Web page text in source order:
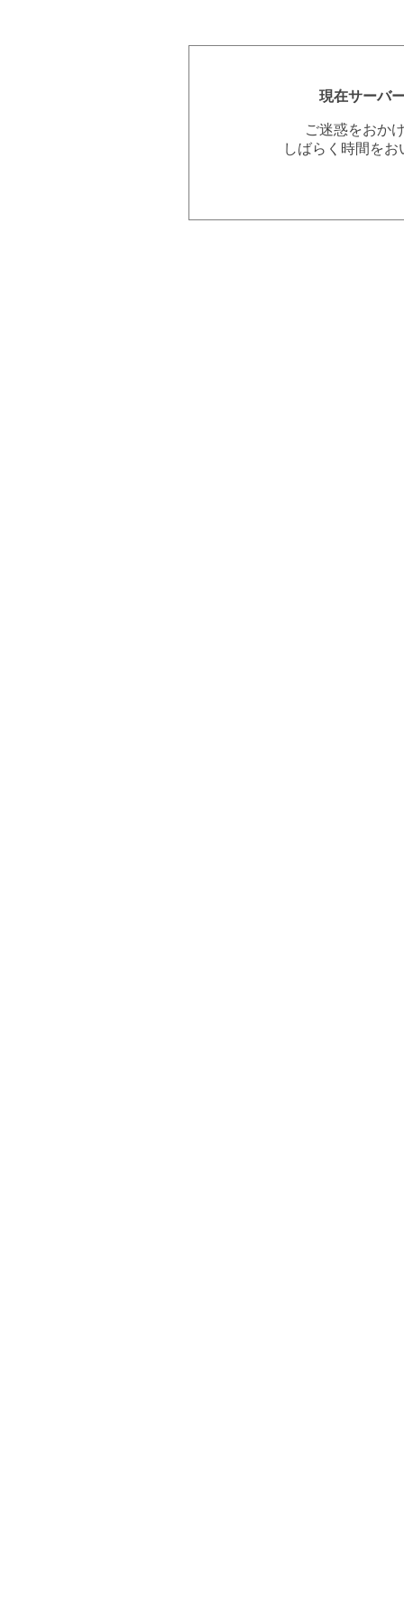
現在サーバ
ご迷惑をおか
しばらく時間を